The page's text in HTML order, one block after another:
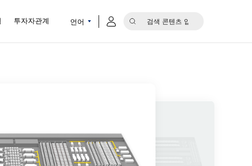
투자자관계 언어